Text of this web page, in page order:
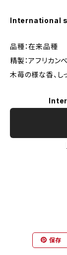
International
品種：在来品種
精製：アフリカン
木苺の様な香、
保存